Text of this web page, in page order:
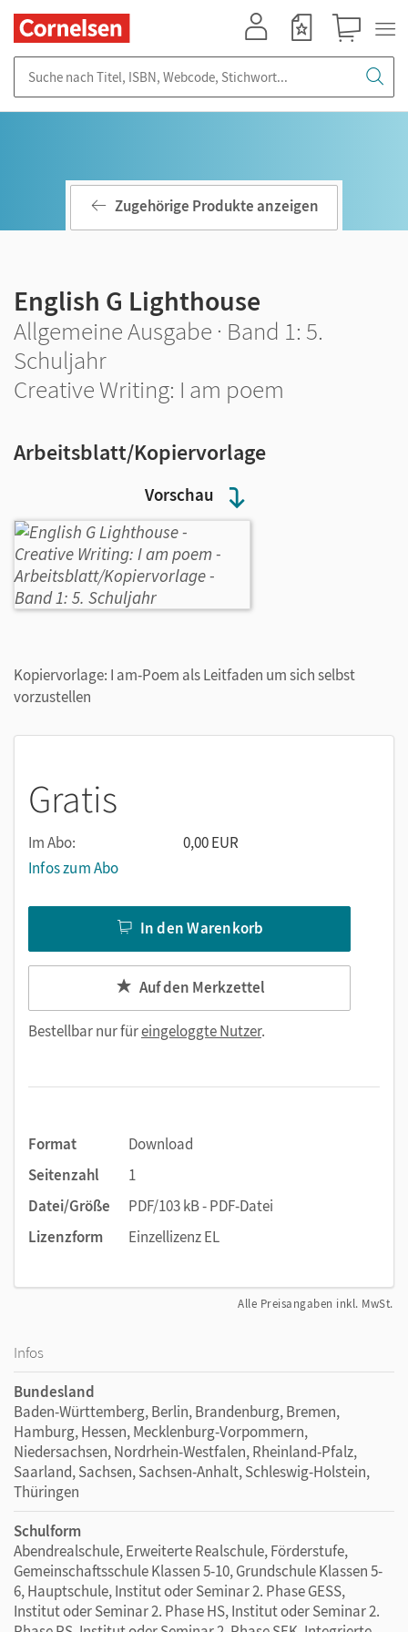
Vorschau
Zugehörige Produkte anzeigen
English G Lighthouse
Allgemeine Ausgabe · Band 1: 5.
Schuljahr
Creative Writing: I am poem
Arbeitsblatt/Kopiervorlage
Kopiervorlage: I am-Poem als Leitfaden um sich selbst
vorzustellen
Gratis
Im Abo:
0,00 EUR
Infos zum Abo
In den Warenkorb
Auf den Merkzettel
Bestellbar nur füreingeloggte Nutzer.
Format
Download
Seitenzahl
1
Datei/Größe
PDF/103 kB - PDF-Datei
Lizenzform
Einzellizenz EL
Alle Preisangaben inkl. MwSt.
Infos
Bundesland
Baden-Württemberg, Berlin, Brandenburg, Bremen,
Hamburg, Hessen, Mecklenburg-Vorpommern,
Niedersachsen, Nordrhein-Westfalen, Rheinland-Pfalz,
Saarland, Sachsen, Sachsen-Anhalt, Schleswig-Holstein,
Thüringen
Schulform
Abendrealschule, Erweiterte Realschule, Förderstufe,
Gemeinschaftsschule Klassen 5-10, Grundschule Klassen 5-
6, Hauptschule, Institut oder Seminar 2. Phase GESS,
Institut oder Seminar 2. Phase HS, Institut oder Seminar 2.